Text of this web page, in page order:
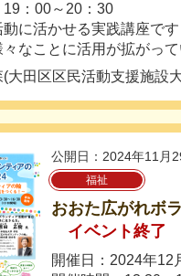
19：00～20：30
に活かせる実践講座です
々なことに活用が拡がっ
(大田区区民活動支援施設
公開日：2024年11月
福祉
おおた広がれボ
イベント終了
開催日：2024年12